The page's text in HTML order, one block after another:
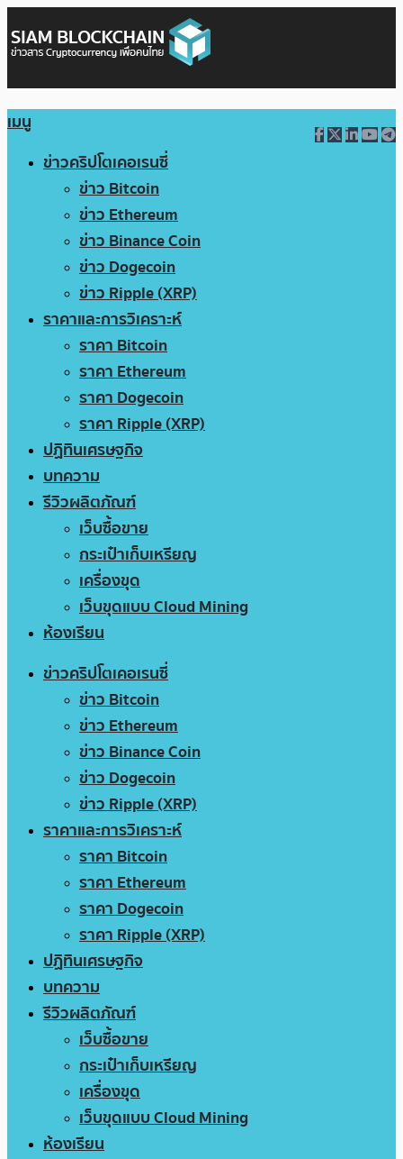
เมนู
ข่าวคริปโตเคอเรนซี่
ข่าว Bitcoin
ข่าว Ethereum
ข่าว Binance Coin
ข่าว Dogecoin
ข่าว Ripple (XRP)
ราคาและการวิเคราะห์
ราคา Bitcoin
ราคา Ethereum
ราคา Dogecoin
ราคา Ripple (XRP)
ปฏิทินเศรษฐกิจ
บทความ
รีวิวผลิตภัณฑ์
เว็บซื้อขาย
กระเป๋าเก็บเหรียญ
เครื่องขุด
เว็บขุดแบบ Cloud Mining
ห้องเรียน
ข่าวคริปโตเคอเรนซี่
ข่าว Bitcoin
ข่าว Ethereum
ข่าว Binance Coin
ข่าว Dogecoin
ข่าว Ripple (XRP)
ราคาและการวิเคราะห์
ราคา Bitcoin
ราคา Ethereum
ราคา Dogecoin
ราคา Ripple (XRP)
ปฏิทินเศรษฐกิจ
บทความ
รีวิวผลิตภัณฑ์
เว็บซื้อขาย
กระเป๋าเก็บเหรียญ
เครื่องขุด
เว็บขุดแบบ Cloud Mining
ห้องเรียน